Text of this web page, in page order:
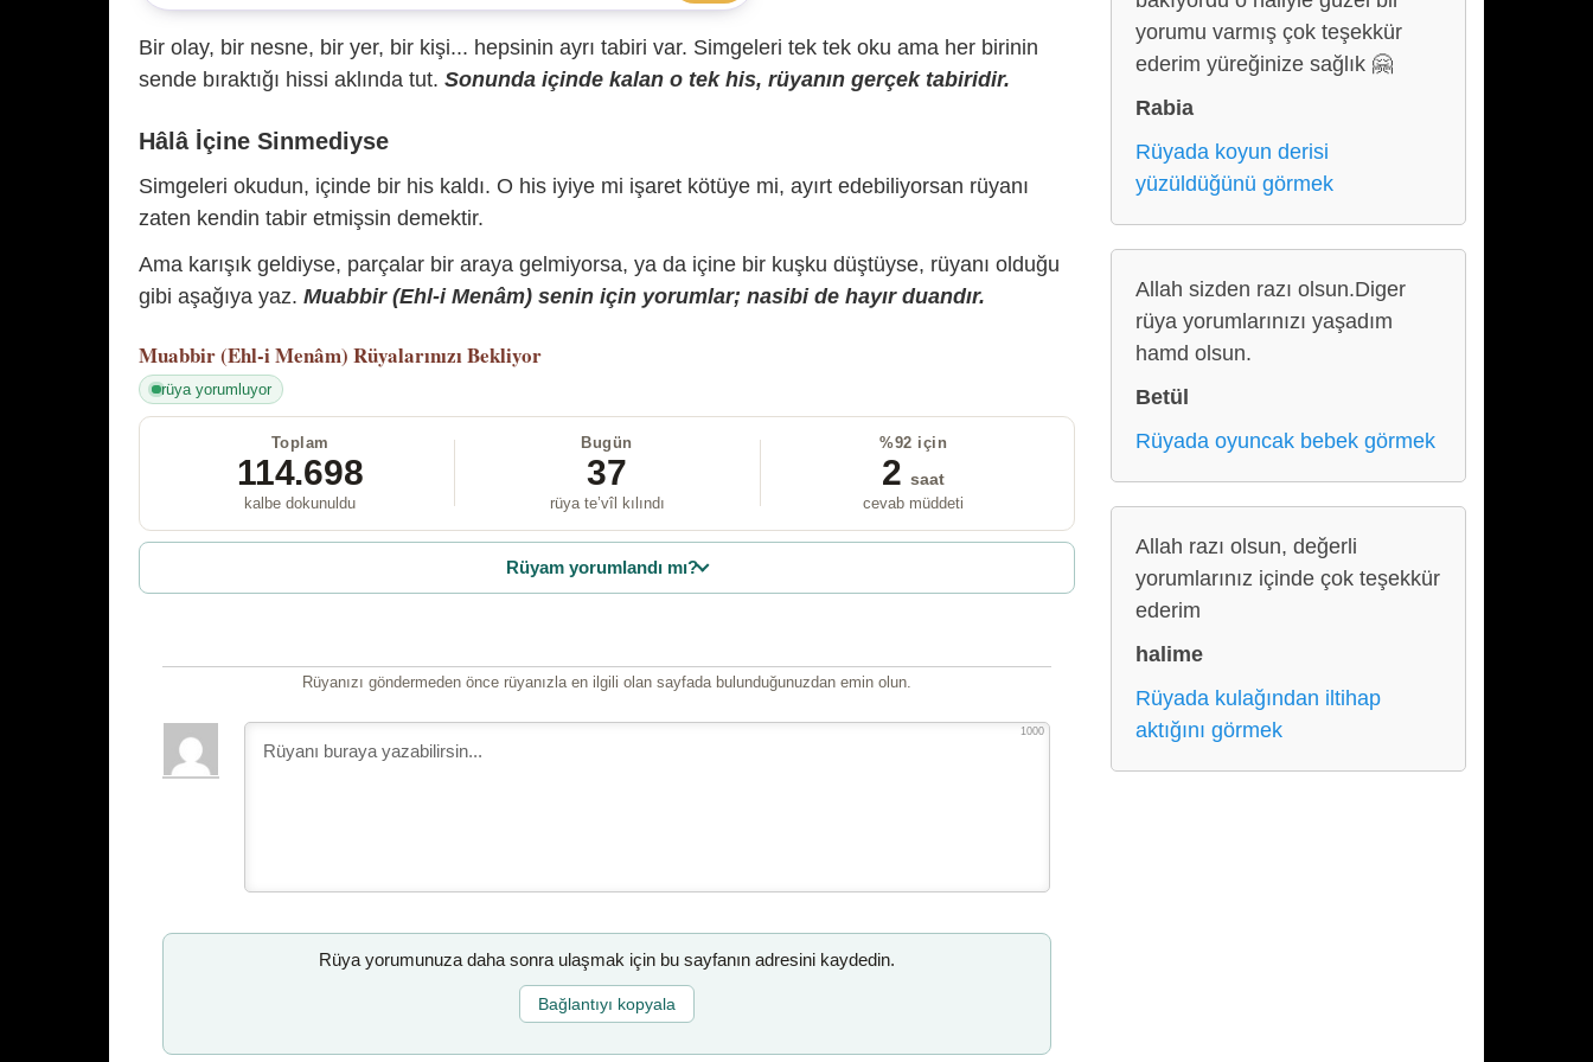
Bir olay, bir nesne, bir yer, bir kişi... hepsinin ayrı tabiri var. Simgeleri tek tek oku ama her birinin
sende bıraktığı hissi aklında tut. Sonunda içinde kalan o tek his, rüyanın gerçek tabiridir.
Hâlâ İçine Sinmediyse
Simgeleri okudun, içinde bir his kaldı. O his iyiye mi işaret kötüye mi, ayırt edebiliyorsan rüyanı
zaten kendin tabir etmişsin demektir.
Ama karışık geldiyse, parçalar bir araya gelmiyorsa, ya da içine bir kuşku düştüyse, rüyanı olduğu
gibi aşağıya yaz. Muabbir (Ehl-i Menâm) senin için yorumlar; nasibi de hayır duandır.
Muabbir (Ehl-i Menâm) Rüyalarınızı Bekliyor
rüya yorumluyor
Toplam
114.698
kalbe dokunuldu
Bugün
37
rüya te’vîl kılındı
%92 için
2 saat
cevab müddeti
Rüyam yorumlandı mı?
Rüyanızı göndermeden önce rüyanızla en ilgili olan sayfada bulunduğunuzdan emin olun.
1000
Rüya yorumunuza daha sonra ulaşmak için bu sayfanın adresini kaydedin.
Bağlantıyı kopyala
yorumu varmış çok teşekkür
ederim yüreğinize sağlık 🤗
Rabia
Rüyada koyun derisi
yüzüldüğünü görmek
Allah sizden razı olsun.Diger
rüya yorumlarınızı yaşadım
hamd olsun.
Betül
Rüyada oyuncak bebek görmek
Allah razı olsun, değerli
yorumlarınız içinde çok teşekkür
ederim
halime
Rüyada kulağından iltihap
aktığını görmek